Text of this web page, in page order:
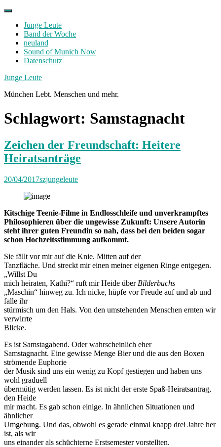
Skip
contentJunge Leute
Band der Woche
neuland
Sound of Munich Now
Datenschutz
Facebook
Twitter
Instagram
Junge Leute
München Lebt. Menschen und mehr.
Schlagwort: Samstagnacht
Zeichen der Freundschaft: Heitere
Heiratsanträge
20/04/2017szjungeleute
Kitschige Teenie-Filme in Endlosschleife und unverkrampftes
Philosophieren über die ungewisse Zukunft: Unsere Autorin
steht ihrer guten Freundin so nah, dass bei den beiden sogar
schon Hochzeitsstimmung aufkommt.
Sie fällt vor mir auf die Knie. Mitten auf der
Tanzfläche. Und streckt mir einen meiner eigenen Ringe entgegen.
„Willst Du
mich heiraten, Kathi?“ ruft mir Heide über Bilderbuchs
„Maschin“ hinweg zu. Ich nicke, hüpfe vor Freude auf und ab und
falle ihr
stürmisch um den Hals. Von den umstehenden Menschen ernten wir
verwirrte
Blicke.
Es ist Samstagabend. Oder wahrscheinlich eher
Samstagnacht. Eine gewisse Menge Bier und die aus den Boxen
strömende Euphorie
der Musik sind uns ein wenig zu Kopf gestiegen und haben uns
wohl graduell
übermütig werden lassen. Es ist nicht der erste Spaß-Heiratsantrag,
den Heide
mir macht. Es gab schon einige. In ähnlichen Situationen und
ähnlicher
Umgebung. Und das, obwohl es gerade einmal knapp drei Jahre her
ist, als wir
uns einander als schüchterne Erstsemester vorstellten.